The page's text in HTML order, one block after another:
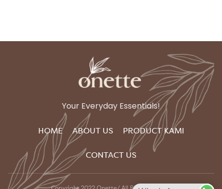
Your Everyday Essentials!
HOME ABOUT US PRODUCT KAMI
CONTACT US